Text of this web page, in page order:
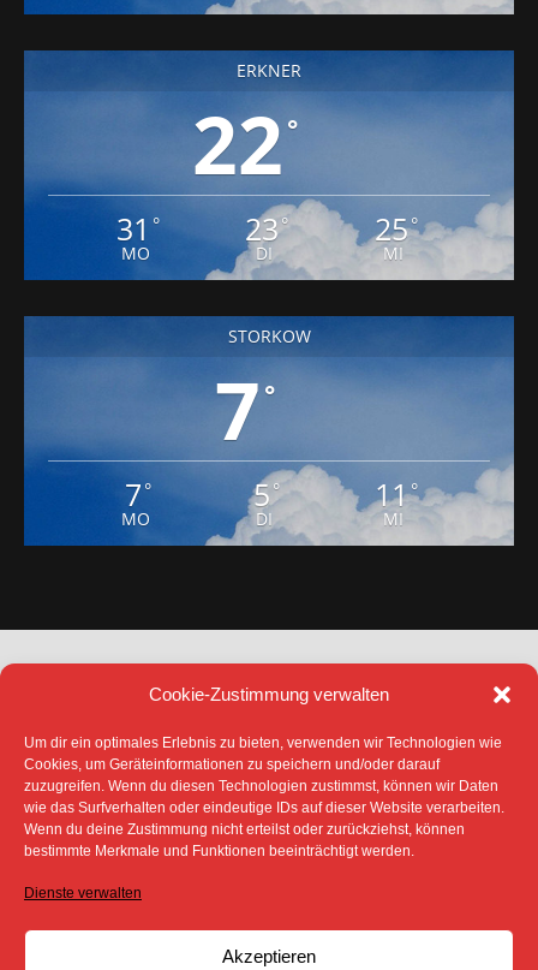
Cookie-Zustimmung verwalten
Um dir ein optimales Erlebnis zu bieten, verwenden wir Technologien wie
Cookies, um Geräteinformationen zu speichern und/oder darauf
zuzugreifen. Wenn du diesen Technologien zustimmst, können wir Daten
wie das Surfverhalten oder eindeutige IDs auf dieser Website verarbeiten.
Wenn du deine Zustimmung nicht erteilst oder zurückziehst, können
bestimmte Merkmale und Funktionen beeinträchtigt werden.
Dienste verwalten
Akzeptieren
ERKNER
22 °
31 °
MO
23°
DI
25°
MI
STORKOW
7°
7 °
MO
5°
DI
11°
MI
DATENSCHUTZ
IMPRESSUM
COOKIE-RICHTLINIE (EU)
SÄMTLICHE TEXTE, BILDER UND ANDERE
SOFERN NICHT ANDERS GEKENNZEICHNET- DEM
COPYRIGHT DES SPREEBOTE ONLINE ODER WERDEN